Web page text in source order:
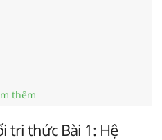
thêm
tri thức Bài 1: Hệ